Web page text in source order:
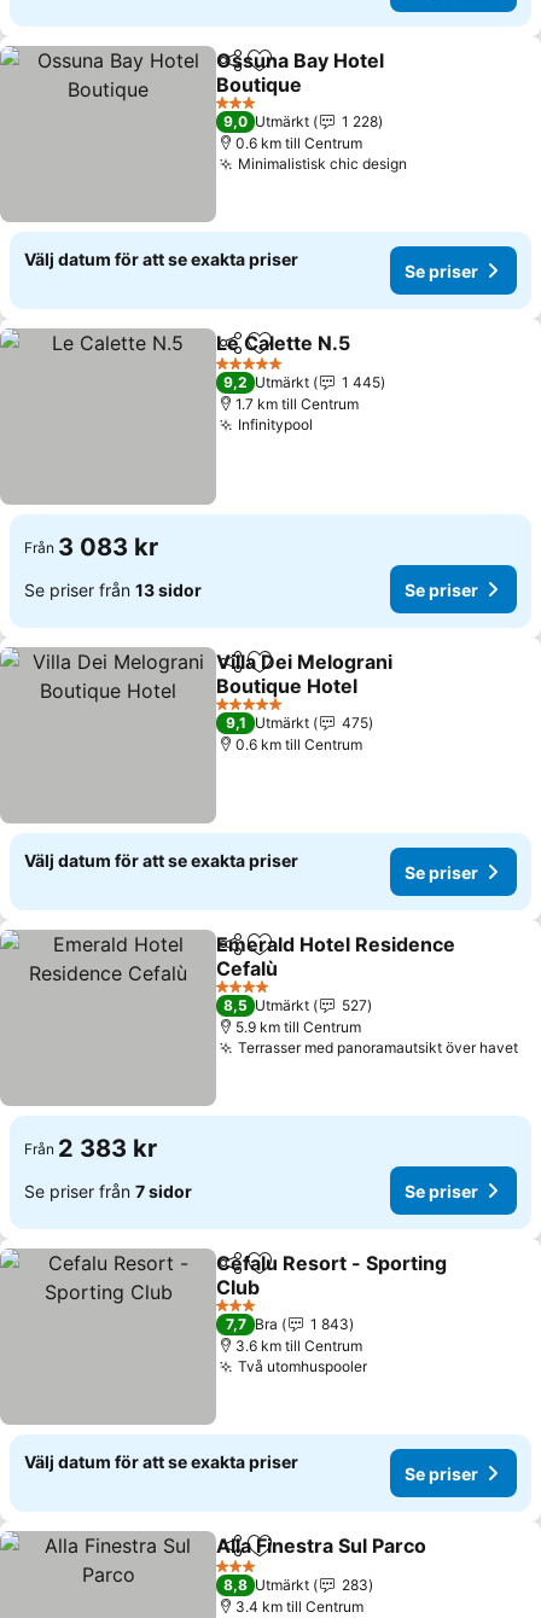
Dela Lägg till i Mina Favoriter
Ossuna Bay Hotel
Boutique
3 Stjärnor
9,0 Utmärkt
1 228
0.6 km till Centrum
Minimalistisk chic design
Välj datum för att se exakta priser
Se priser
Dela Lägg till i Mina Favoriter
Le Calette N.5
5 Stjärnor
9,2 Utmärkt
1 445
1.7 km till Centrum
Infinitypool
Från 3 083 kr
Se priser från 13 sidor Se priser
Dela Lägg till i Mina Favoriter
Villa Dei Melograni
Boutique Hotel
5 Stjärnor
9,1 Utmärkt
475
0.6 km till Centrum
Välj datum för att se exakta priser
Se priser
Dela Lägg till i Mina Favoriter
Emerald Hotel Residence
Cefalù
4 Stjärnor
8,5 Utmärkt
527
5.9 km till Centrum
Terrasser med panoramautsikt över havet
Från 2 383 kr
Se priser från 7 sidor Se priser
Dela Lägg till i Mina Favoriter
Cefalu Resort - Sporting
Club
3 Stjärnor
7,7 Bra
1 843
3.6 km till Centrum
Två utomhuspooler
Välj datum för att se exakta priser
Se priser
Dela Lägg till i Mina Favoriter
Alla Finestra Sul Parco
3 Stjärnor
8,8 Utmärkt
283
3.4 km till Centrum